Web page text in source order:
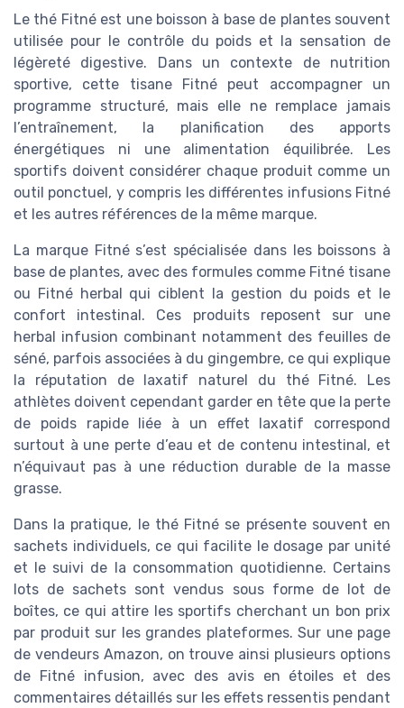
Le thé Fitné est une boisson à base de plantes souvent
utilisée pour le contrôle du poids et la sensation de
légèreté digestive. Dans un contexte de nutrition
sportive, cette tisane Fitné peut accompagner un
programme structuré, mais elle ne remplace jamais
l’entraînement, la planification des apports
énergétiques ni une alimentation équilibrée. Les
sportifs doivent considérer chaque produit comme un
outil ponctuel, y compris les différentes infusions Fitné
et les autres références de la même marque.
La marque Fitné s’est spécialisée dans les boissons à
base de plantes, avec des formules comme Fitné tisane
ou Fitné herbal qui ciblent la gestion du poids et le
confort intestinal. Ces produits reposent sur une
herbal infusion combinant notamment des feuilles de
séné, parfois associées à du gingembre, ce qui explique
la réputation de laxatif naturel du thé Fitné. Les
athlètes doivent cependant garder en tête que la perte
de poids rapide liée à un effet laxatif correspond
surtout à une perte d’eau et de contenu intestinal, et
n’équivaut pas à une réduction durable de la masse
grasse.
Dans la pratique, le thé Fitné se présente souvent en
sachets individuels, ce qui facilite le dosage par unité
et le suivi de la consommation quotidienne. Certains
lots de sachets sont vendus sous forme de lot de
boîtes, ce qui attire les sportifs cherchant un bon prix
par produit sur les grandes plateformes. Sur une page
de vendeurs Amazon, on trouve ainsi plusieurs options
de Fitné infusion, avec des avis en étoiles et des
commentaires détaillés sur les effets ressentis pendant